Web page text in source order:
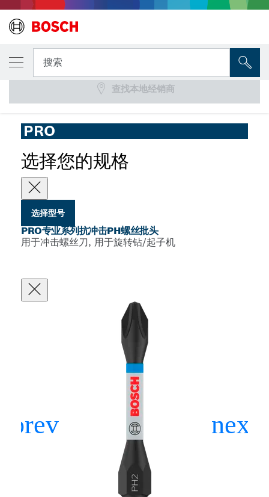
搜索
PRO专业系列十字形抗冲击钻头
PRO
选择您的规格
选择型号
PRO专业系列抗冲击PH螺丝批头
用于冲击螺丝刀, 用于旋转钻/起子机
您选择的型号
PRO专业系列抗冲击PH螺丝批头
查找本地经销商